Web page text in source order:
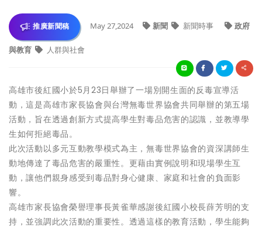
推廣新聞稿 May 27,2024 新聞 新聞時事 政府
與教育 人群與社會
高雄市後紅國小於5月23日舉辦了一場別開生面的反毒宣導活
動，這是高雄市家長協會與台灣無毒世界協會共同舉辦的第五場
活動，旨在透過創新方式提高學生對毒品危害的認識，並教導學
生如何拒絕毒品。
此次活動以多元互動教學模式為主，無毒世界協會的資深講師生
動地傳達了毒品危害的嚴重性。更藉由實例說明和現場學生互
動，讓他們親身感受到毒品對身心健康、家庭和社會的負面影
響。
高雄市家長協會榮譽理事長黃雀華感謝後紅國小校長薛芳明的支
持，並強調此次活動的重要性。透過這樣的教育活動，學生能夠